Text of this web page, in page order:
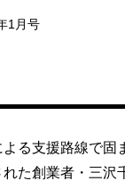
1月号
る支援路線で固
た創業者・三沢